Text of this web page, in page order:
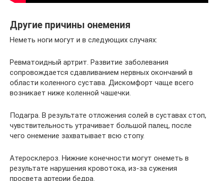
Другие причины онемения
Неметь ноги могут и в следующих случаях:
Ревматоидный артрит. Развитие заболевания
сопровождается сдавливанием нервных окончаний в
области коленного сустава. Дискомфорт чаще всего
возникает ниже коленной чашечки.
Подагра. В результате отложения солей в суставах стоп,
чувствительность утрачивает большой палец, после
чего онемение захватывает всю стопу.
Атеросклероз. Нижние конечности могут онеметь в
результате нарушения кровотока, из-за сужения
просвета артерии бедра.